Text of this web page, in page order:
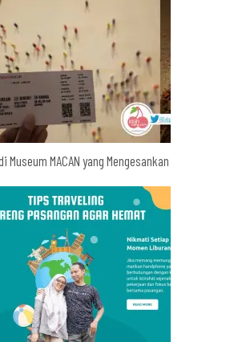
Museum MACAN yang Mengesankan